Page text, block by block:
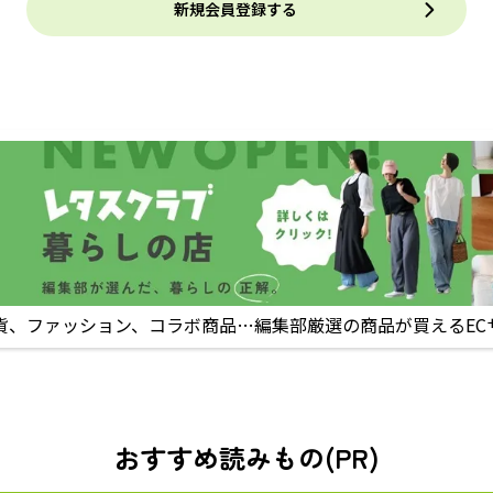
新規会員登録する
、ファッション、コラボ商品…編集部厳選の商品が買えるEC
おすすめ読みもの(PR)